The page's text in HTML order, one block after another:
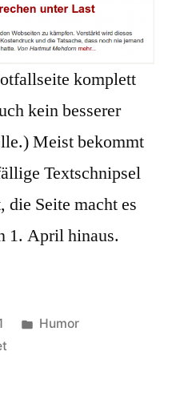
komplett
kein besserer
Meist bekommt
Textschnipsel
die Seite macht es
1. April hinaus.
Posted
Humor